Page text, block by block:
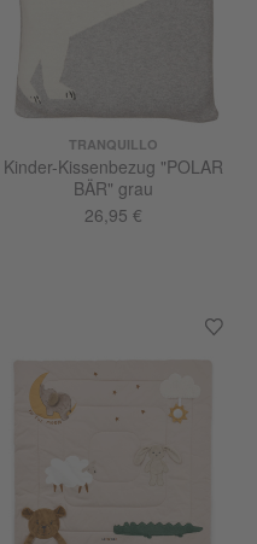
TRANQUILLO
Kinder-Kissenbezug "POLAR
BÄR" grau
26,95 €